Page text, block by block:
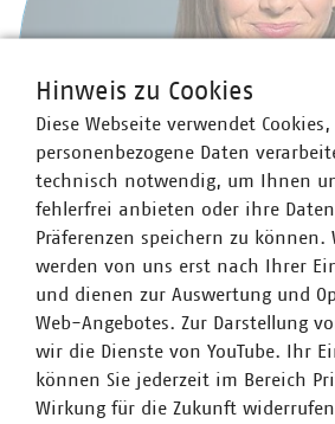
Yvonne Krause
Senior-Fachgebietsleiterin
Winterdienst und Baubetriebshöfe
Hinweis zu Cookies
Diese Webseite verwendet
personenbezogene Daten
technisch notwendig, um Ihnen
fehlerfrei anbieten oder ihre
Präferenzen speichern zu können.
werden von uns erst nach Ihrer
und dienen zur Auswertung und
Web-Angebotes. Zur Darstellung
wir die Dienste von YouTube. Ihr
können Sie jederzeit im Bereich
Wirkung für die Zukunft